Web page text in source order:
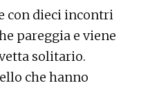
con dieci incontri
pareggia e viene
solitario.
che hanno